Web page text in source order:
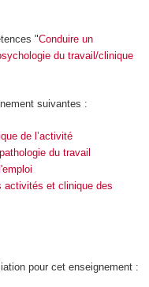
"Conduire un
du travail/clinique
suivantes :
de l’activité
du travail
activités et clinique des
pour cet enseignement :